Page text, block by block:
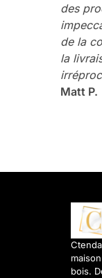
des
de la
la
Matt P.
bois.